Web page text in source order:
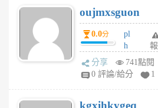
個
月
前
個
月
前
oujmxsguon
0.0分
pl
h
wi
w
6
報
分享
741點閱
0 評論/給分
1